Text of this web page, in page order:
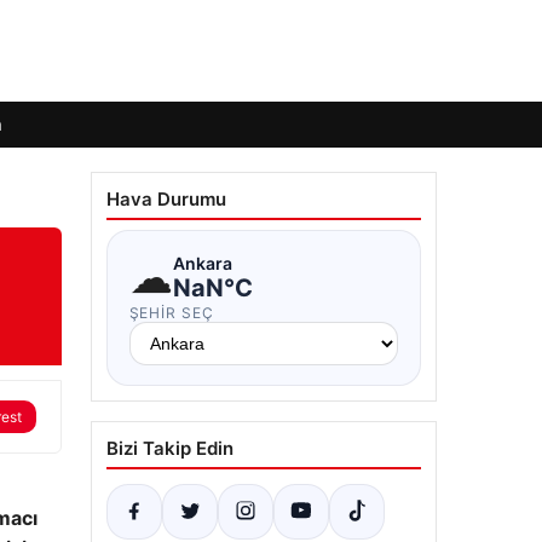
Hava Durumu
☁Ankara
NaN°C
ŞEHIR SEÇ
Bizi Takip Edin